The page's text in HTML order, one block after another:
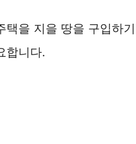
택을 지을 땅을 구입하
합니다.